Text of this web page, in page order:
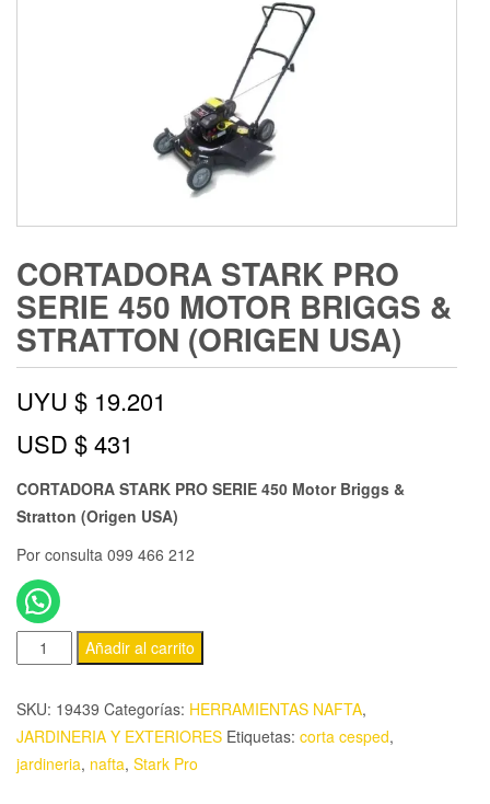
CORTADORA STARK PRO
SERIE 450 MOTOR BRIGGS &
STRATTON (ORIGEN USA)
UYU $ 19.201
USD $431
CORTADORA STARK PRO SERIE 450 Motor Briggs &
Stratton (Origen USA)
Por consulta 099 466 212
Añadir al carrito
SKU: 19439 Categorías: HERRAMIENTAS NAFTA,
JARDINERIA Y EXTERIORES Etiquetas: corta cesped,
jardineria, nafta, Stark Pro